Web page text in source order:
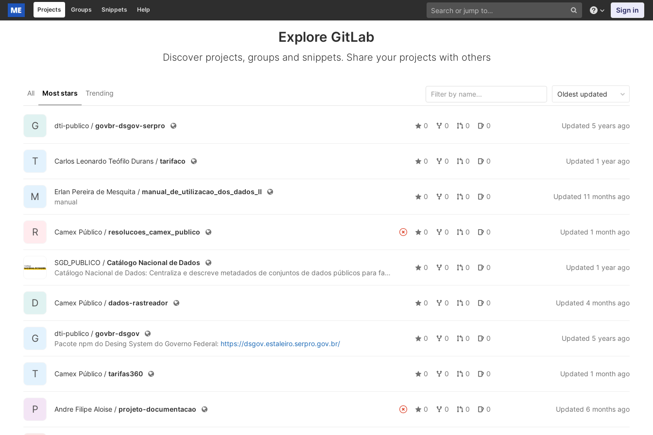
Skip to content
Projects Groups Snippets Help Sign in
Explore GitLab
Discover projects, groups and snippets. Share your projects with others
All Most stars Trending Oldest updated
G dti-publico / govbr-dsgov-serpro 0 0 0 0 Updated 5 years ago
T Carlos Leonardo Teófilo Durans / tarifaco 0 0 0 0 Updated 1 year ago
M Erlan Pereira de Mesquita / manual_de_utilizacao_dos_dados_II
manual
0 0 0 0 Updated 11 months ago
R Camex Público / resolucoes_camex_publico 0 0 0 0 Updated 1 month ago
SGD_PUBLICO / Catálogo Nacional de Dados
Catálogo Nacional de Dados: Centraliza e descreve metadados de conjuntos de dados públicos para facilitar o acesso e uso por diversos públicos, promovendo transparência, reuso e inovação.
0 0 0 0 Updated 1 year ago
D Camex Público / dados-rastreador 0 0 0 0 Updated 4 months ago
G dti-publico / govbr-dsgov
Pacote npm do Desing System do Governo Federal: https://dsgov.estaleiro.serpro.gov.br/
0 0 0 0 Updated 5 years ago
T Camex Público / tarifas360 0 0 0 0 Updated 1 month ago
P Andre Filipe Aloise / projeto-documentacao 0 0 0 0 Updated 6 months ago